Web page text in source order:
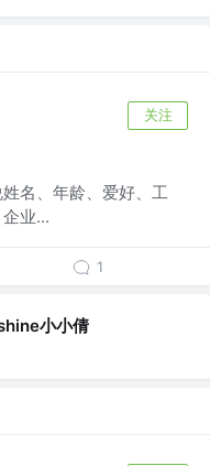
关注
名、年龄、爱好、工
业...
1
小小倩